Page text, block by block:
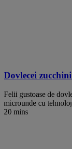
Dovlecei
Felii gustoase de
microunde cu
20 mins